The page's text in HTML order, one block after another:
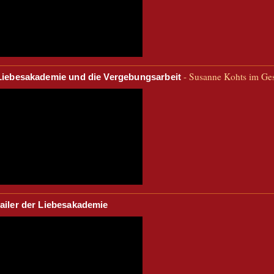
und die Vergebungsarbeit- Susanne Kohts im
der Liebesakademie